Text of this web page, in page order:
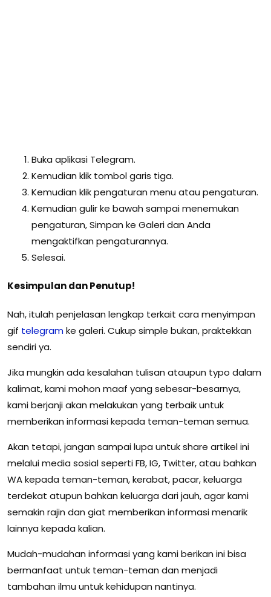
Buka aplikasi Telegram.
Kemudian klik tombol garis tiga.
Kemudian klik pengaturan menu atau pengaturan.
Kemudian gulir ke bawah sampai menemukan
pengaturan, Simpan ke Galeri dan Anda
mengaktifkan pengaturannya.
Selesai.
Kesimpulan dan Penutup!
Nah, itulah penjelasan lengkap terkait cara menyimpan
gif telegramke galeri. Cukup simple bukan, praktekkan
sendiri ya.
Jika mungkin ada kesalahan tulisan ataupun typo dalam
kalimat, kami mohon maaf yang sebesar-besarnya,
kami berjanji akan melakukan yang terbaik untuk
memberikan informasi kepada teman-teman semua.
Akan tetapi, jangan sampai lupa untuk share artikel ini
melalui media sosial seperti FB, IG, Twitter, atau bahkan
WA kepada teman-teman, kerabat, pacar, keluarga
terdekat atupun bahkan keluarga dari jauh, agar kami
semakin rajin dan giat memberikan informasi menarik
lainnya kepada kalian.
Mudah-mudahan informasi yang kami berikan ini bisa
bermanfaat untuk teman-teman dan menjadi
tambahan ilmu untuk kehidupan nantinya.